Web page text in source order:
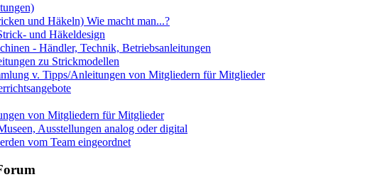
und Häkeln) Wie macht man...?
und Häkeldesign
- Händler, Technik, Betriebsanleitungen
zu Strickmodellen
v. Tipps/Anleitungen von Mitgliedern für Mitglieder
von Mitgliedern für Mitglieder
Ausstellungen analog oder digital
vom Team eingeordnet